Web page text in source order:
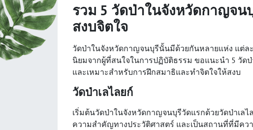
รวม 5 วัดป่าในจังหวัดกาญจน
สงบจิตใจ
วัดป่าในจังหวัดกาญจนบุรีนั้นมีด้วยกันหลายแห่ง แต่ล
นิยมจากผู้ที่สนใจในการปฏิบัติธรรม ขอแนะนำ 5 วั
และเหมาะสำหรับการฝึกสมาธิและทำจิตใจให้สงบ
วัดป่าเลไลยก์
เริ่มต้นวัดป่าในจังหวัดกาญจนบุรีวัดแรกด้วยวัดป่าเล
ความสำคัญทางประวัติศาสตร์ และเป็นสถานที่ที่มีค